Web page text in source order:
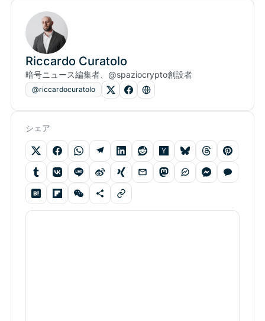
Riccardo Curatolo
暗号ニュース編集者、@spaziocrypto創設者
@riccardocuratolo
シェア